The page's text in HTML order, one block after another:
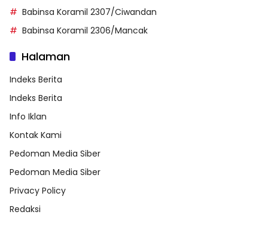
Babinsa Koramil 2307/Ciwandan
Babinsa Koramil 2306/Mancak
Halaman
Indeks Berita
Indeks Berita
Info Iklan
Kontak Kami
Pedoman Media Siber
Pedoman Media Siber
Privacy Policy
Redaksi